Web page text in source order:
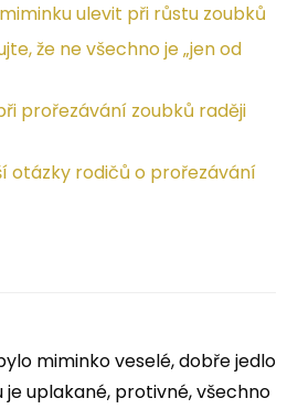
ulevit při růstu zoubků
že ne všechno je „jen od
prořezávání zoubků raději
otázky rodičů o prořezávání
miminko veselé, dobře jedlo
je uplakané, protivné, všechno